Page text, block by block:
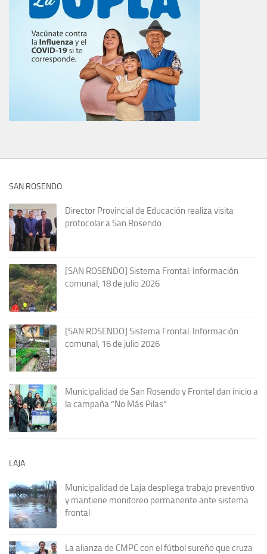
SAN ROSENDO:
Director Provincial de Educación realiza visita
protocolar a San Rosendo
[SAN ROSENDO] Sistema Frontal: Información
comunal, 18 de julio 2026
[SAN ROSENDO] Sistema Frontal: Información
comunal, 16 de julio 2026
Municipalidad de San Rosendo y Frontel dan inicio a
la campaña “No Más Pilas”
LAJA:
Municipalidad de Laja despliega trabajo preventivo
y mantiene monitoreo permanente ante sistema
frontal
La alianza de CMPC con el fútbol sureño que cruza